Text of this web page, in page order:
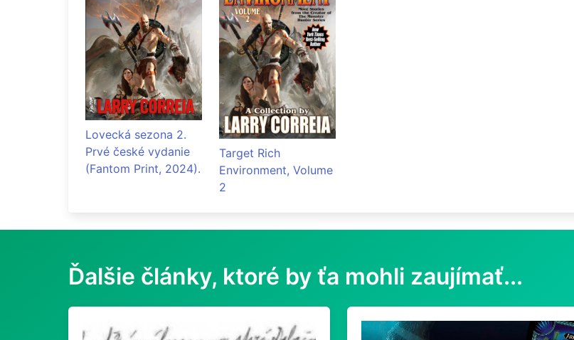
Lovecká sezona 2.
Prvé české vydanie
(Fantom Print, 2024).
Target Rich
Environment, Volume
2
Ďalšie články, ktoré by ťa mohli zaujímať...